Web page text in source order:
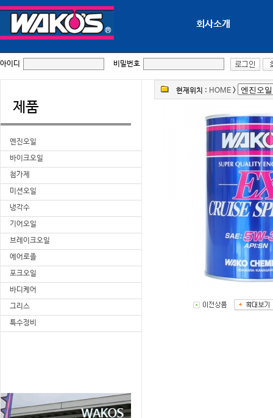
회사소개
아이디 비밀번호
제품
엔진오일
바이크오일
첨가제
미션오일
냉각수
기어오일
브레이크오일
에어로졸
포크오일
바디케어
그리스
특수정비
현재위치 : HOME >